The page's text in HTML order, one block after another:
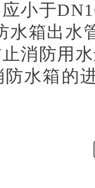
小于
箱出水
消防用
箱的进